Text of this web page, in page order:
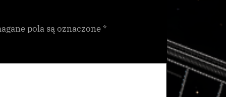
pola są oznaczone*